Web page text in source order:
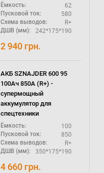
Ёмкость: 62
Пусковой ток: 580
Схема выводов: R+
ДШВ (мм): 242*175*190
2 940 грн.
АКБ SZNAJDER 600 95
100Ач 850А (R+) -
супермощный
аккумулятор для
спецтехники
Ёмкость: 100
Пусковой ток: 850
Схема выводов: R+
ДШВ (мм): 350*175*190
4 660 грн.